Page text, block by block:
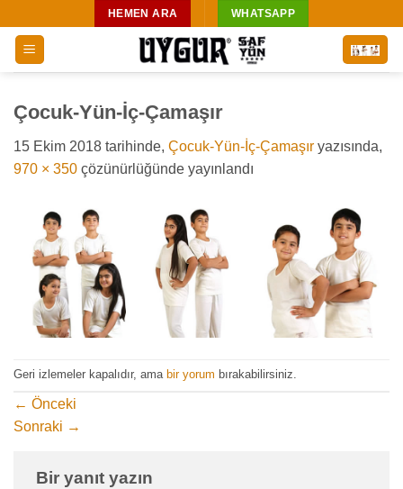
atla
HEMEN ARA WHATSAPP
Çocuk-Yün-İç-Çamaşır
15 Ekim 2018 tarihinde, Çocuk-Yün-İç-Çamaşır yazısında,
970 × 350 çözünürlüğünde yayınlandı
Geri izlemeler kapalıdır, ama bir yorum bırakabilirsiniz.
← Önceki
Sonraki →
Bir yanıt yazın